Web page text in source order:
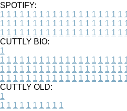
SPOTIFY:
1 1 1 1 1 1 1 1 1 1 1 1 1 1 1 1 1 1 1
1 1 1 1 1 1 1 1 1 1 1 1 1 1 1 1 1 1 1
1 1 1 1 1 1 1 1 1 1 1 1 1 1 1 1 1 1 1
CUTTLY BIO:
1
1 1 1 1 1 1 1 1 1 1 1 1 1 1 1 1 1 1 1
1 1 1 1 1 1 1 1 1 1 1 1 1 1 1 1 1 1 1
1 1 1 1 1 1 1 1 1 1 1 1 1 1 1 1 1 1 1
CUTTLY OLD:
1
1 1 1 1 1 1 1 1 1 1